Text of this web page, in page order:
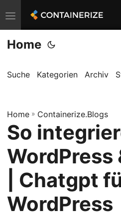
T
o
g
l
a
v
i
g
a
i
o
Home
Suche Kategorien Archiv
Home » Containerize.Blogs
So
WordPress
| Chatgpt
WordPress